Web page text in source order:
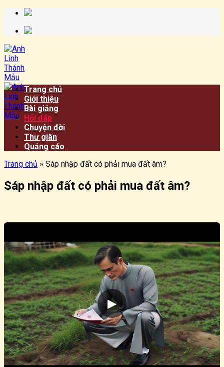
Chuyển
Trang chủ
Giới thiệu
Bài giảng
Hỏi đáp
Chuyện đời
Thư giãn
Quảng cáo
Trang chủ » Sáp nhập đất có phải mua đất âm?
Sáp nhập đất có phải mua đất âm?
▶